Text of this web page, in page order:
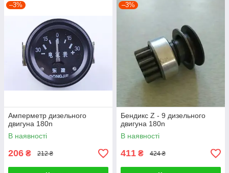
–3%
Амперметр дизельного
двигуна 180n
В наявності
206 ₴ 212 ₴
–3%
Бендикс Z - 9 дизельного
двигуна 180n
В наявності
411 ₴ 424 ₴